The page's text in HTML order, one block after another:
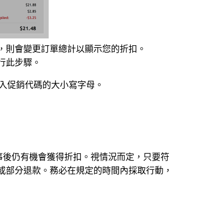
會變更訂單總計以顯示您的折扣。
此步驟。
促銷代碼的大小寫字母。
仍有機會獲得折扣。視情況而定，只要符
分退款。務必在規定的時間內採取行動，